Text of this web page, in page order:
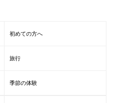
初めての方へ
旅行
季節の体験